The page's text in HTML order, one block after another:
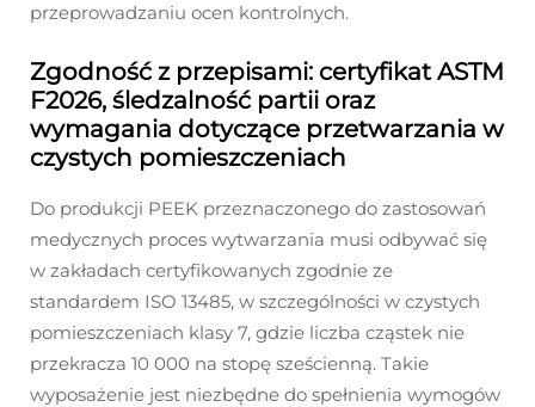
przeprowadzaniu ocen kontrolnych.
Zgodność z przepisami: certyfikat ASTM
F2026, śledzalność partii oraz
wymagania dotyczące przetwarzania w
czystych pomieszczeniach
Do produkcji PEEK przeznaczonego do zastosowań
medycznych proces wytwarzania musi odbywać się
w zakładach certyfikowanych zgodnie ze
standardem ISO 13485, w szczególności w czystych
pomieszczeniach klasy 7, gdzie liczba cząstek nie
przekracza 10 000 na stopę sześcienną. Takie
wyposażenie jest niezbędne do spełnienia wymogów